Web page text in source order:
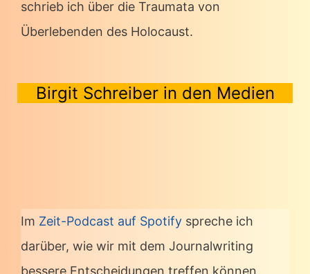
schrieb ich über die Traumata von
Überlebenden des Holocaust.
Birgit Schreiber in den Medien
Im Zeit-Podcast auf Spotify spreche ich
darüber, wie wir mit dem Journalwriting
bessere Entscheidungen treffen können,